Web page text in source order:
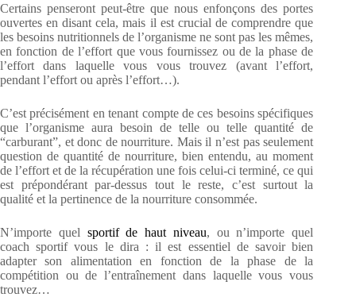
Certains penseront peut-être que nous enfonçons des portes
ouvertes en disant cela, mais il est crucial de comprendre que
les besoins nutritionnels de l’organisme ne sont pas les mêmes,
en fonction de l’effort que vous fournissez ou de la phase de
l’effort dans laquelle vous vous trouvez (avant l’effort,
pendant l’effort ou après l’effort…).
C’est précisément en tenant compte de ces besoins spécifiques
que l’organisme aura besoin de telle ou telle quantité de
“carburant”, et donc de nourriture. Mais il n’est pas seulement
question de quantité de nourriture, bien entendu, au moment
de l’effort et de la récupération une fois celui-ci terminé, ce qui
est prépondérant par-dessus tout le reste, c’est surtout la
qualité et la pertinence de la nourriture consommée.
N’importe quel sportif de haut niveau, ou n’importe quel
coach sportif vous le dira : il est essentiel de savoir bien
adapter son alimentation en fonction de la phase de la
compétition ou de l’entraînement dans laquelle vous vous
trouvez…